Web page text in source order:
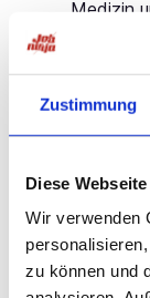
Zustimmung
Diese
Wir verwenden
zu können und
Medizin
hohe